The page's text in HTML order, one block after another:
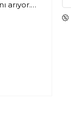
arıyor.